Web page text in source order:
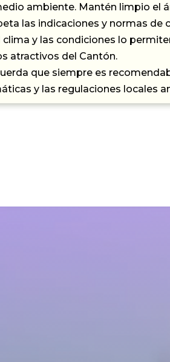
ambiente. Mantén limpio el
las indicaciones y normas de
clima y las condiciones lo
atractivos del Cantón.
que siempre es
y las regulaciones locales